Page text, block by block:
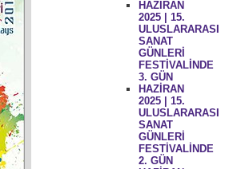
HAZİRAN
2025 | 15.
ULUSLARARASI
SANAT
GÜNLERİ
FESTİVALİNDE
3. GÜN
HAZİRAN
2025 | 15.
ULUSLARARASI
SANAT
GÜNLERİ
FESTİVALİNDE
2. GÜN